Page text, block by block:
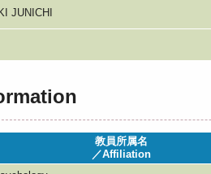
JUNICHI
教員所属名
／Affiliation